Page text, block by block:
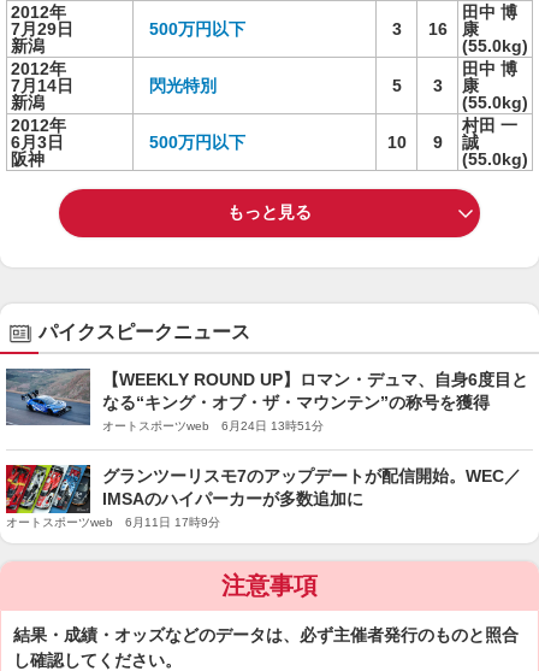
2012年
7月29日
新潟
500万円以下 3 16
田中 博
康
(55.0kg)
2012年
7月14日
新潟
閃光特別 5 3
田中 博
康
(55.0kg)
2012年
6月3日
阪神
500万円以下 10 9
村田 一
誠
(55.0kg)
もっと見る
パイクスピークニュース
【WEEKLY ROUND UP】ロマン・デュマ、自身6度目と
なる“キング・オブ・ザ・マウンテン”の称号を獲得
オートスポーツweb 6月24日 13時51分
グランツーリスモ7のアップデートが配信開始。WEC／
IMSAのハイパーカーが多数追加に
オートスポーツweb 6月11日 17時9分
注意事項
結果・成績・オッズなどのデータは、必ず主催者発行のものと照合
し確認してください。